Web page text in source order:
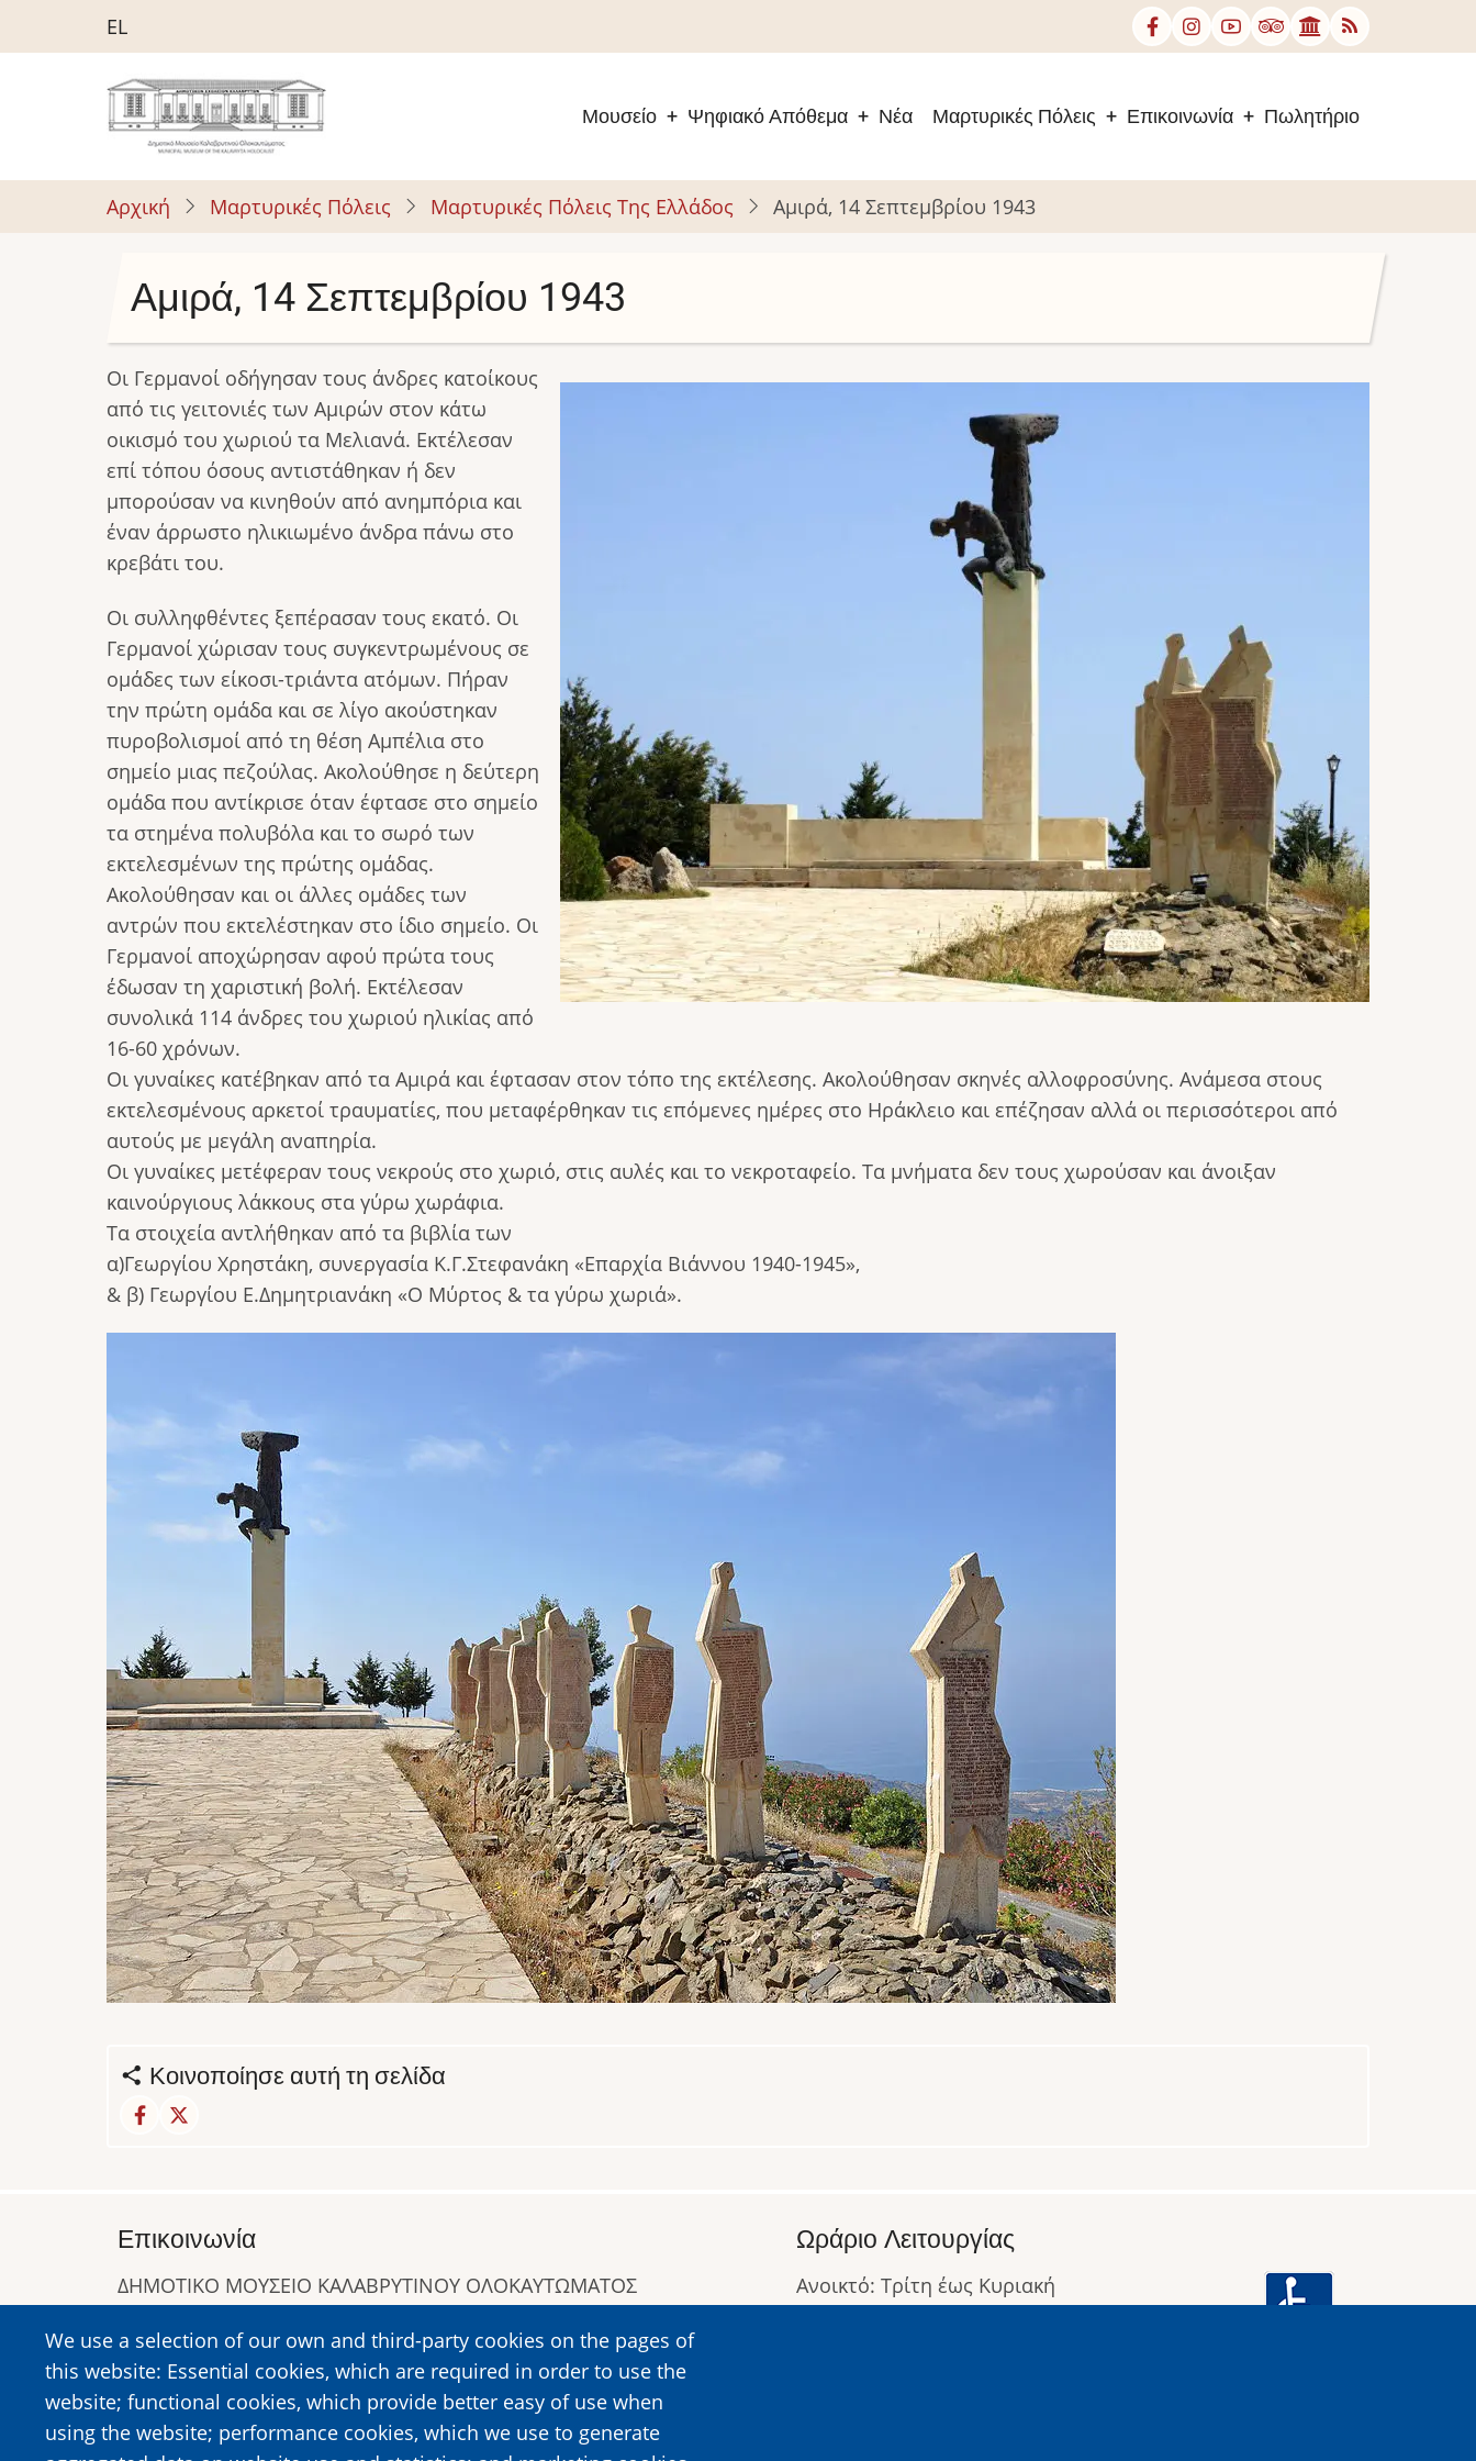
Παράκαμψη
προς
περιεχόμενο
EL
Μουσείο Ψηφιακό Απόθεμα Νέα Μαρτυρικές Πόλεις Επικοινωνία Πωλητήριο
Αρχική Μαρτυρικές Πόλεις Μαρτυρικές Πόλεις Της Ελλάδος Αμιρά, 14 Σεπτεμβρίου 1943
Αμιρά, 14 Σεπτεμβρίου 1943
Οι Γερμανοί οδήγησαν τους άνδρες κατοίκους
από τις γειτονιές των Αμιρών στον κάτω
οικισμό του χωριού τα Μελιανά. Εκτέλεσαν
επί τόπου όσους αντιστάθηκαν ή δεν
μπορούσαν να κινηθούν από ανημπόρια και
έναν άρρωστο ηλικιωμένο άνδρα πάνω στο
κρεβάτι του.
Οι συλληφθέντες ξεπέρασαν τους εκατό. Οι
Γερμανοί χώρισαν τους συγκεντρωμένους σε
ομάδες των είκοσι-τριάντα ατόμων. Πήραν
την πρώτη ομάδα και σε λίγο ακούστηκαν
πυροβολισμοί από τη θέση Αμπέλια στο
σημείο μιας πεζούλας. Ακολούθησε η δεύτερη
ομάδα που αντίκρισε όταν έφτασε στο σημείο
τα στημένα πολυβόλα και το σωρό των
εκτελεσμένων της πρώτης ομάδας.
Ακολούθησαν και οι άλλες ομάδες των
αντρών που εκτελέστηκαν στο ίδιο σημείο. Οι
Γερμανοί αποχώρησαν αφού πρώτα τους
έδωσαν τη χαριστική βολή. Εκτέλεσαν
συνολικά 114 άνδρες του χωριού ηλικίας από
16-60 χρόνων.
Οι γυναίκες κατέβηκαν από τα Αμιρά και έφτασαν στον τόπο της εκτέλεσης. Ακολούθησαν σκηνές αλλοφροσύνης. Ανάμεσα στους
εκτελεσμένους αρκετοί τραυματίες, που μεταφέρθηκαν τις επόμενες ημέρες στο Ηράκλειο και επέζησαν αλλά οι περισσότεροι από
αυτούς με μεγάλη αναπηρία.
Οι γυναίκες μετέφεραν τους νεκρούς στο χωριό, στις αυλές και το νεκροταφείο. Τα μνήματα δεν τους χωρούσαν και άνοιξαν
καινούργιους λάκκους στα γύρω χωράφια.
Τα στοιχεία αντλήθηκαν από τα βιβλία των
α)Γεωργίου Χρηστάκη, συνεργασία Κ.Γ.Στεφανάκη «Επαρχία Βιάννου 1940-1945»,
& β) Γεωργίου Ε.Δημητριανάκη «Ο Μύρτος & τα γύρω χωριά».
Κοινοποίησε αυτή τη σελίδα
We use a selection of our own and third-party cookies on the pages of
this website: Essential cookies, which are required in order to use the
website; functional cookies, which provide better easy of use when
using the website; performance cookies, which we use to generate
Επικοινωνία
ΔΗΜΟΤΙΚΟ ΜΟΥΣΕΙΟ ΚΑΛΑΒΡΥΤΙΝΟΥ ΟΛΟΚΑΥΤΩΜΑΤΟΣ
Τηλ:2692023646, 2692360220
https://www.dmko.gr || info@dmko.gr
Ωράριο Λειτουργίας
Ανοικτό: Τρίτη έως Κυριακή